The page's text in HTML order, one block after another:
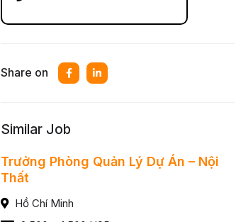
Share on
Similar Job
Trưởng Phòng Quản Lý Dự Án – Nội
Thất
Hồ Chí Minh